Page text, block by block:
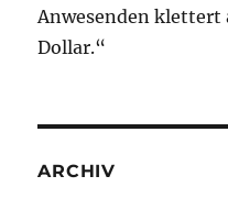
Anwesenden klettert
Dollar.“
ARCHIV